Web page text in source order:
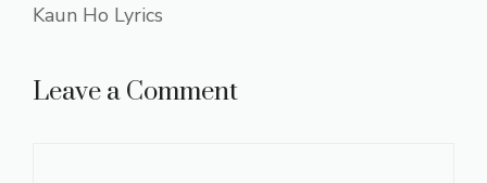
Kaun Ho Lyrics
Leave a Comment